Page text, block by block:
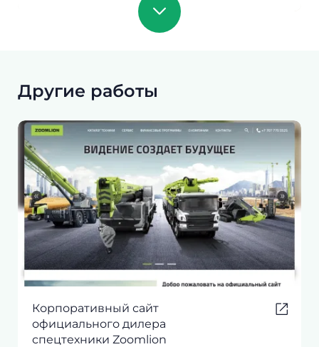
Другие работы
Корпоративный сайт
официального дилера
спецтехники Zoomlion